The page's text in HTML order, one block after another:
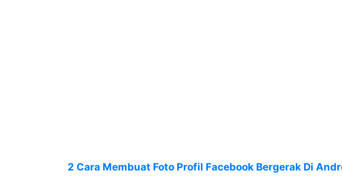
2 Cara Membuat Foto Profil Facebook Bergerak Di